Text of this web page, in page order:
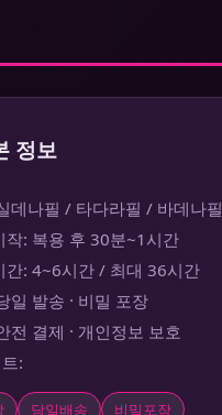
정보
데나필 / 타다라필 / 바데나필
작: 복용 후 30분~1시간
간: 4~6시간 / 최대 36시간
일 발송 · 비밀 포장
전 결제 · 개인정보 보호
:
당일배송 비밀포장